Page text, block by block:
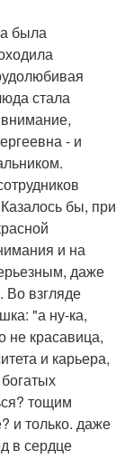
была
стала
- и
бы, при
и на
даже
взгляде
"а ну-ка,
не красавица,
и карьера,
тощим
и только. даже
в сердце